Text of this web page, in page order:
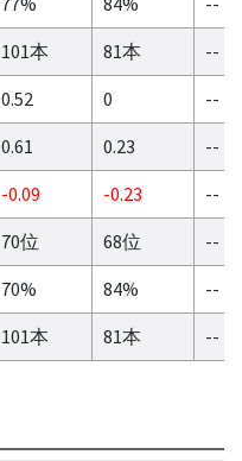
101本 81本
--
0.52 0
--
0.61 0.23
--
-0.09 -0.23
--
70位 68位
--
70% 84%
--
101本 81本 --